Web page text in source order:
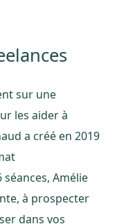
sur une
les aider à
a créé en 2019
Amélie
à prospecter
dans vos